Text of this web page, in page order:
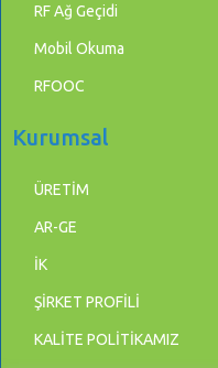
RF Ağ Geçidi
Mobil Okuma
RFOOC
Kurumsal
ÜRETİM
AR-GE
İK
ŞİRKET PROFİLİ
KALİTE POLİTİKAMIZ